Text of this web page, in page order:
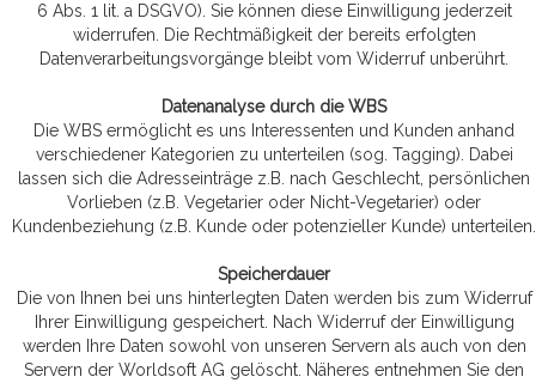
6 Abs. 1 lit. a DSGVO). Sie können diese Einwilligung jederzeit
widerrufen. Die Rechtmäßigkeit der bereits erfolgten
Datenverarbeitungsvorgänge bleibt vom Widerruf unberührt.
Datenanalyse durch die WBS
Die WBS ermöglicht es uns Interessenten und Kunden anhand
verschiedener Kategorien zu unterteilen (sog. Tagging). Dabei
lassen sich die Adresseinträge z.B. nach Geschlecht, persönlichen
Vorlieben (z.B. Vegetarier oder Nicht-Vegetarier) oder
Kundenbeziehung (z.B. Kunde oder potenzieller Kunde) unterteilen.
Speicherdauer
Die von Ihnen bei uns hinterlegten Daten werden bis zum Widerruf
Ihrer Einwilligung gespeichert. Nach Widerruf der Einwilligung
werden Ihre Daten sowohl von unseren Servern als auch von den
Servern der Worldsoft AG gelöscht. Näheres entnehmen Sie den